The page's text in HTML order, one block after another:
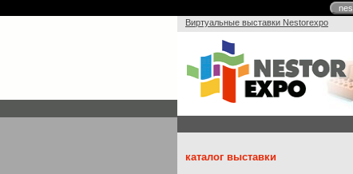
Виртуальные выставки Nestorexpo
каталог выставки